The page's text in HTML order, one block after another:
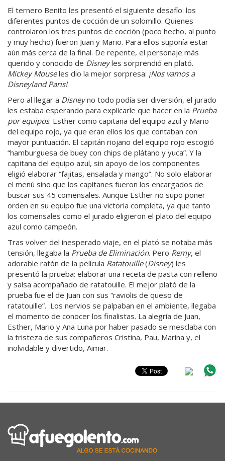
El ternero Benito les presentó el siguiente desafío: los
diferentes puntos de cocción de un solomillo. Quienes
controlaron los tres puntos de cocción (poco hecho, al punto
y muy hecho) fueron Juan y Mario. Para ellos suponía estar
aún más cerca de la final. De repente, el personaje más
querido y conocido de Disneyles sorprendió en plató.
Mickey Mouseles dio la mejor sorpresa: ¡Nos vamos a
Disneyland Paris!.
Pero al llegar a Disneyno todo podía ser diversión, el jurado
les estaba esperando para explicarle que hacer en la Prueba
por equipos. Esther como capitana del equipo azul y Mario
del equipo rojo, ya que eran ellos los que contaban con
mayor puntuación. El capitán riojano del equipo rojo escogió
“hamburguesa de buey con chips de plátano y yuca”. Y la
capitana del equipo azul, sin apoyo de los componentes
eligió elaborar “fajitas, ensalada y mango”. No solo elaborar
el menú sino que los capitanes fueron los encargados de
buscar sus 45 comensales. Aunque Esther no supo poner
orden en su equipo fue una victoria completa, ya que tanto
los comensales como el jurado eligieron el plato del equipo
azul como campeón.
Tras volver del inesperado viaje, en el plató se notaba más
tensión, llegaba la Prueba de Eliminación. Pero Remy, el
adorable ratón de la película Ratatouille(Disney) les
presentó la prueba: elaborar una receta de pasta con relleno
y salsa acompañado de ratatouille. El mejor plató de la
prueba fue el de Juan con sus “raviolis de queso de
ratatouille”. Los nervios se palpaban en el ambiente, llegaba
el momento de conocer los finalistas. La alegría de Juan,
Esther, Mario y Ana Luna por haber pasado se mesclaba con
la tristeza de sus compañeros Cristina, Pau, Marina y, el
inolvidable y divertido, Aimar.